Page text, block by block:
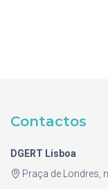
Contactos
DGERT Lisboa
Praça de Londres,